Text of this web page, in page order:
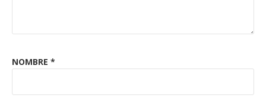
NOMBRE *